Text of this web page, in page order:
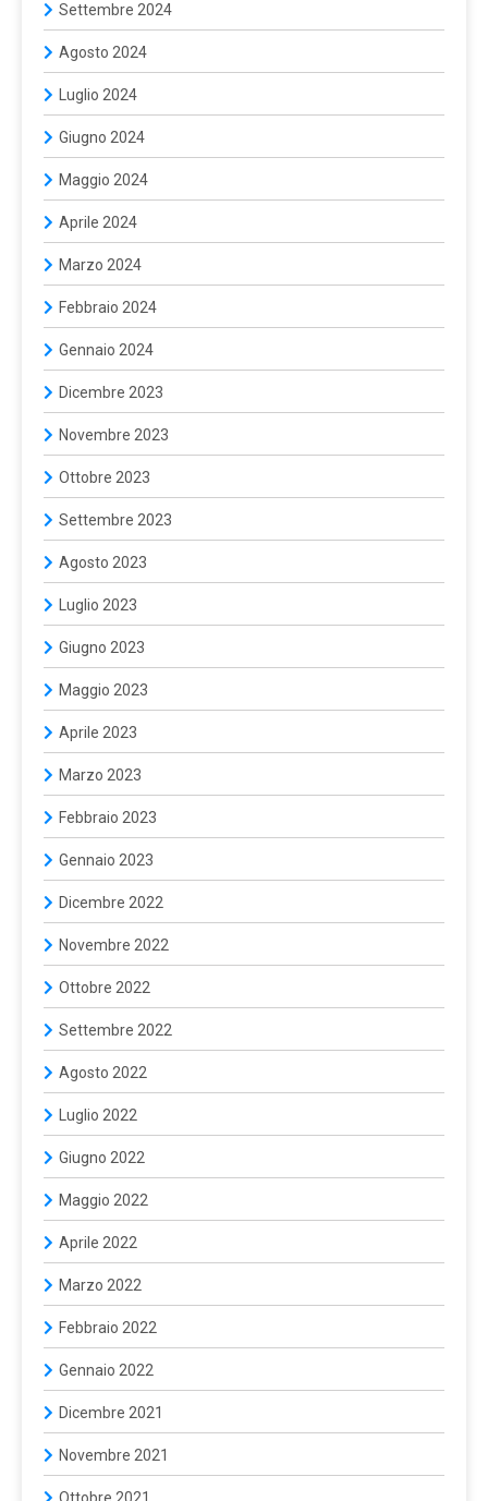
Settembre 2024
Agosto 2024
Luglio 2024
Giugno 2024
Maggio 2024
Aprile 2024
Marzo 2024
Febbraio 2024
Gennaio 2024
Dicembre 2023
Novembre 2023
Ottobre 2023
Settembre 2023
Agosto 2023
Luglio 2023
Giugno 2023
Maggio 2023
Aprile 2023
Marzo 2023
Febbraio 2023
Gennaio 2023
Dicembre 2022
Novembre 2022
Ottobre 2022
Settembre 2022
Agosto 2022
Luglio 2022
Giugno 2022
Maggio 2022
Aprile 2022
Marzo 2022
Febbraio 2022
Gennaio 2022
Dicembre 2021
Novembre 2021